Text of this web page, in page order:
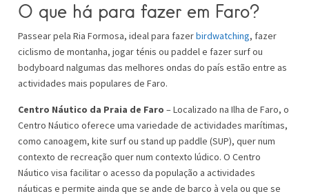
O que há para fazer em Faro?
Passear pela Ria Formosa, ideal para fazerbirdwatching, fazer
ciclismo de montanha, jogar ténis ou paddel e fazer surf ou
bodyboard nalgumas das melhores ondas do país estão entre as
actividades mais populares de Faro.
Centro Náutico da Praia de Faro – Localizado na Ilha de Faro, o
Centro Náutico oferece uma variedade de actividades marítimas,
como canoagem, kite surf ou stand up paddle (SUP), quer num
contexto de recreação quer num contexto lúdico. O Centro
Náutico visa facilitar o acesso da população a actividades
náuticas e permite ainda que se ande de barco à vela ou que se